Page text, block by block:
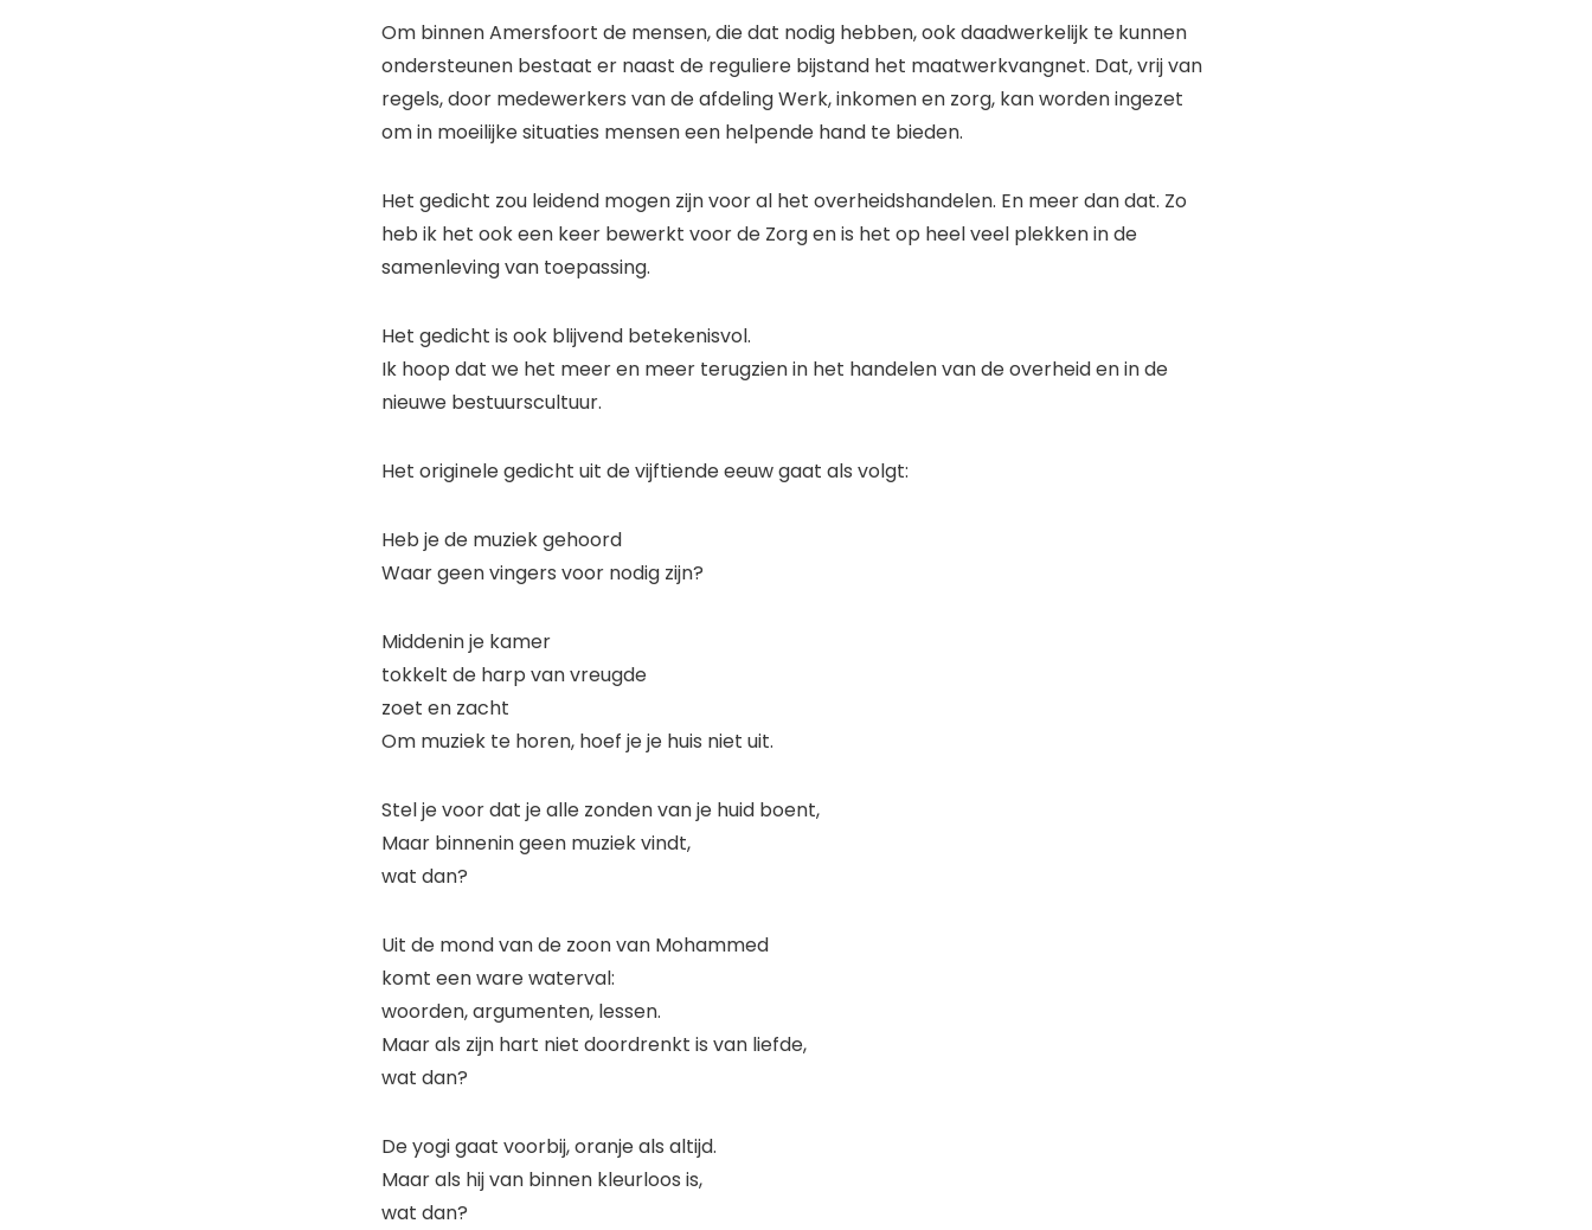
Om binnen Amersfoort de mensen, die dat nodig hebben, ook daadwerkelijk te kunnen
ondersteunen bestaat er naast de reguliere bijstand het maatwerkvangnet. Dat, vrij van
regels, door medewerkers van de afdeling Werk, inkomen en zorg, kan worden ingezet
om in moeilijke situaties mensen een helpende hand te bieden.
Het gedicht zou leidend mogen zijn voor al het overheidshandelen. En meer dan dat. Zo
heb ik het ook een keer bewerkt voor de Zorg en is het op heel veel plekken in de
samenleving van toepassing.
Het gedicht is ook blijvend betekenisvol.
Ik hoop dat we het meer en meer terugzien in het handelen van de overheid en in de
nieuwe bestuurscultuur.
Het originele gedicht uit de vijftiende eeuw gaat als volgt:
Heb je de muziek gehoord
Waar geen vingers voor nodig zijn?
Middenin je kamer
tokkelt de harp van vreugde
zoet en zacht
Om muziek te horen, hoef je je huis niet uit.
Stel je voor dat je alle zonden van je huid boent,
Maar binnenin geen muziek vindt,
wat dan?
Uit de mond van de zoon van Mohammed
komt een ware waterval:
woorden, argumenten, lessen.
Maar als zijn hart niet doordrenkt is van liefde,
wat dan?
De yogi gaat voorbij, oranje als altijd.
Maar als hij van binnen kleurloos is,
wat dan?